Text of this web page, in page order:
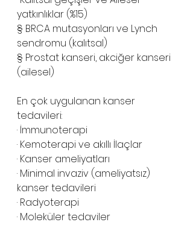
yatkınlıklar (%15)
§ BRCA mutasyonları ve Lynch
sendromu (kalıtsal)
§ Prostat kanseri, akciğer kanseri
(ailesel)
En çok uygulanan kanser
tedavileri:
· İmmunoterapi
· Kemoterapi ve akıllı İlaçlar
· Kanser ameliyatları
· Minimal invaziv (ameliyatsız)
kanser tedavileri
· Radyoterapi
· Moleküler tedaviler